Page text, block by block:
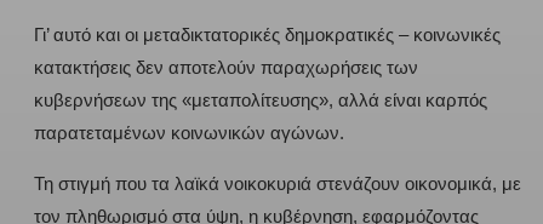
Γι’ αυτό και οι μεταδικτατορικές δημοκρατικές – κοινωνικές
κατακτήσεις δεν αποτελούν παραχωρήσεις των
κυβερνήσεων της «μεταπολίτευσης», αλλά είναι καρπός
παρατεταμένων κοινωνικών αγώνων.
Τη στιγμή που τα λαϊκά νοικοκυριά στενάζουν οικονομικά, με
τον πληθωρισμό στα ύψη, η κυβέρνηση, εφαρμόζοντας